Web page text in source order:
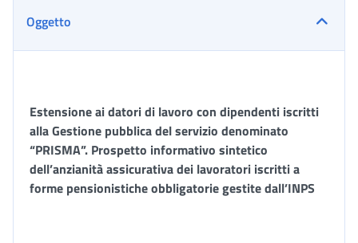
Oggetto
Estensione ai datori di lavoro con dipendenti iscritti
alla Gestione pubblica del servizio denominato
“PRISMA”. Prospetto informativo sintetico
dell’anzianità assicurativa dei lavoratori iscritti a
forme pensionistiche obbligatorie gestite dall’INPS